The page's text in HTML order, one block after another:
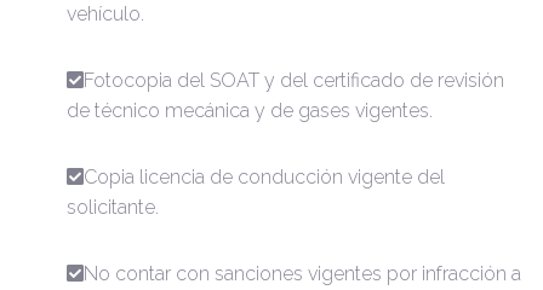
vehículo.
Fotocopia del SOAT y del certificado de revisión
de técnico mecánica y de gases vigentes.
Copia licencia de conducción vigente del
solicitante.
No contar con sanciones vigentes por infracción a